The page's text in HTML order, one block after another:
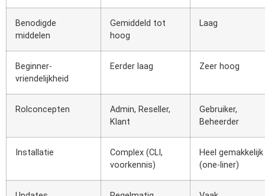
Benodigde
middelen
Gemiddeld tot
hoog
Laag
Beginner-
vriendelijkheid
Eerder laag Zeer hoog
Rolconcepten
Admin, Reseller,
Klant
Gebruiker,
Beheerder
Installatie
Complex (CLI,
voorkennis)
Heel gemakkelijk
(one-liner)